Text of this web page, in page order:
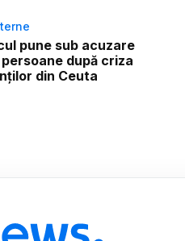
pune sub acuzare
după criza
din Ceuta